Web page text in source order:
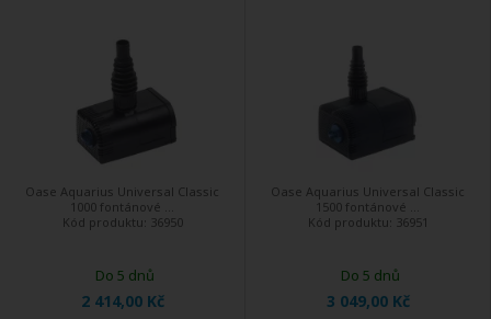
Oase Aquarius Universal Classic
1000 fontánové ...
Kód produktu: 36950
2 414,00 Kč
Do 5 dnů
Oase Aquarius Universal Classic
1500 fontánové ...
Kód produktu: 36951
3 049,00 Kč
Do 5 dnů